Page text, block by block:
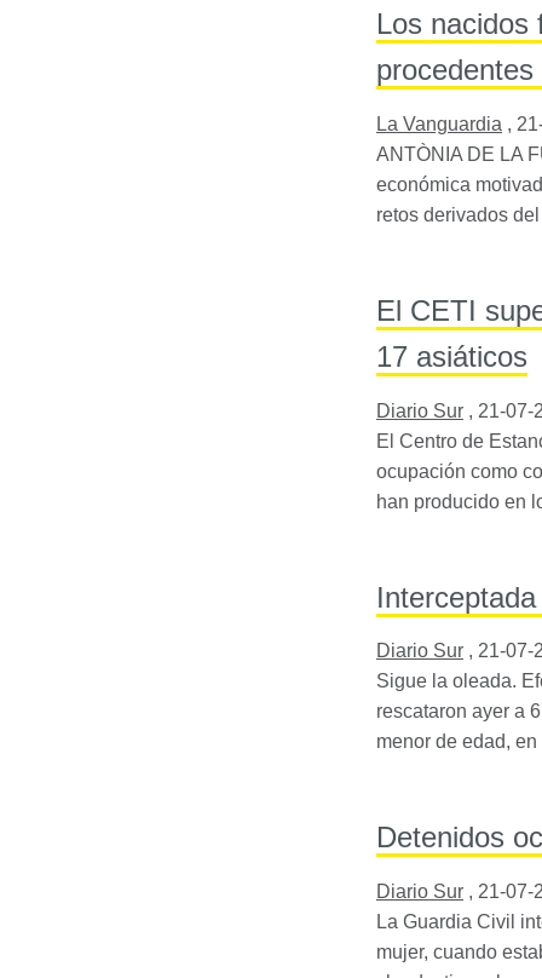
Los nacidos
La Vanguardia ,
ANTÒNIA DE LA
económica
retos derivados
El CETI
17 asiáticos
Diario Sur , 21-07-
El Centro de
ocupación como
han producido en
Diario Sur , 21-07-
Sigue la oleada.
rescataron ayer a
menor de edad,
Detenidos
Diario Sur , 21-07-
La Guardia Civil
mujer, cuando